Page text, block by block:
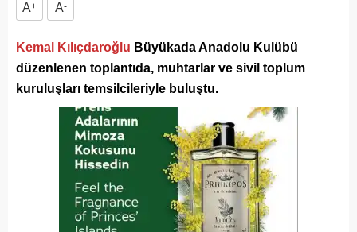
A+ A-
Kemal Kılıçdaroğlu Büyükada Anadolu Kulübü
düzenlenen toplantıda, muhtarlar ve sivil toplum
kuruluşları temsilcileriyle buluştu.